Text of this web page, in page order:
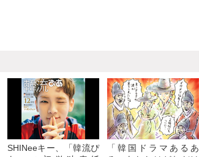
SHINeeキー、「韓流ぴ
「韓国ドラマあるあ